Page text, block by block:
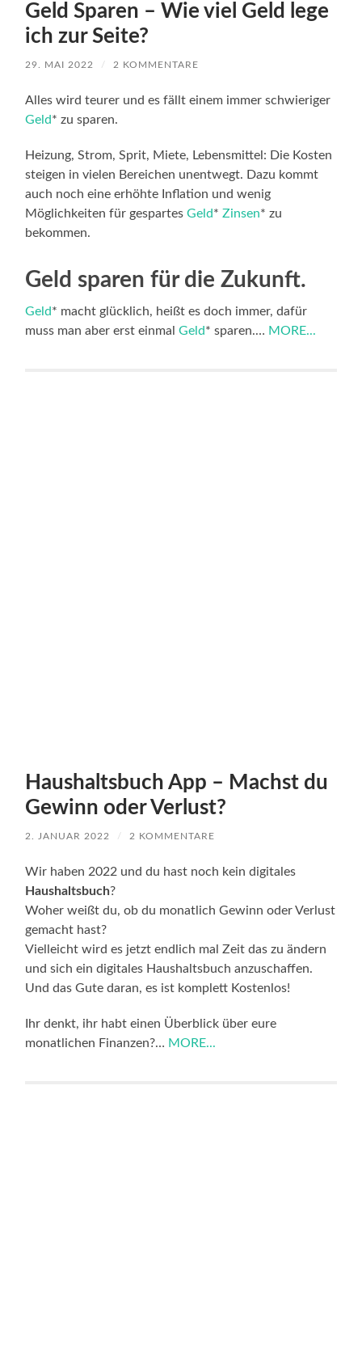
Geld Sparen – Wie viel Geld lege
ich zur Seite?
29. MAI 2022 / 2 KOMMENTARE
Alles wird teurer und es fällt einem immer schwieriger
Geld* zu sparen.
Heizung, Strom, Sprit, Miete, Lebensmittel: Die Kosten
steigen in vielen Bereichen unentwegt. Dazu kommt
auch noch eine erhöhte Inflation und wenig
Möglichkeiten für gespartesGeld*Zinsen* zu
bekommen.
Geld sparen für die Zukunft.
Geld* macht glücklich, heißt es doch immer, dafür
muss man aber erst einmalGeld* sparen.… MORE...
Haushaltsbuch App – Machst du
Gewinn oder Verlust?
2. JANUAR 2022 / 2 KOMMENTARE
Wir haben 2022 und du hast noch kein digitales
Haushaltsbuch?
Woher weißt du, ob du monatlich Gewinn oder Verlust
gemacht hast?
Vielleicht wird es jetzt endlich mal Zeit das zu ändern
und sich ein digitales Haushaltsbuch anzuschaffen.
Und das Gute daran, es ist komplett Kostenlos!
Ihr denkt, ihr habt einen Überblick über eure
monatlichen Finanzen?… MORE...